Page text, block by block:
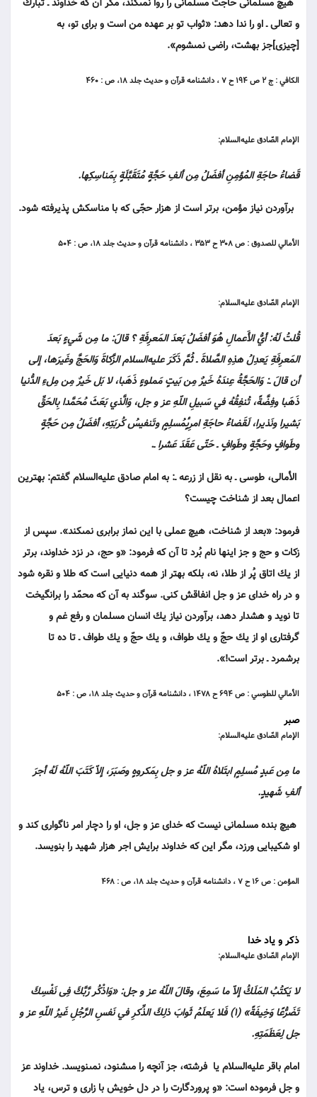
هيچ مسلمانى حاجت مسلمانى را روا نمى‏كند، مگر آن كه خداوند ـ تبارك
و تعالى ـ او را ندا دهد: «ثواب تو بر عهده من است و براى تو، به
[چيزى]جز بهشت، راضى نمى‏شوم».
الكافي : ج ۲ ص ۱۹۴ ح ۷ ، دانشنامه قرآن و حديث جلد ۱۸، ص : ۴۶۰
الإمام الصّادق عليه‌السلام:
قَضاءُ حاجَةِ المُؤمِنِ أفضَلُ مِن ألفِ حَجَّةٍ مُتَقَبَّلَةٍ بِمَناسِكِها.
برآوردن نياز مؤمن، برتر است از هزار حجّى كه با مناسكش پذيرفته شود.
الأمالي للصدوق : ص ۳۰۸ ح ۳۵۳ ، دانشنامه قرآن و حديث جلد ۱۸، ص : ۵۰۴
الإمام الصّادق عليه‌السلام:
قُلتُ لَهُ: أيُّ الأَعمالِ هُوَ أفضَلُ بَعدَ المَعرِفَةِ ؟ قالَ: ما مِن شَيءٍ بَعدَ
المَعرِفَةِ يَعدِلُ هذِهِ الصَّلاةَ ـ ثُمَّ ذَكَرَ عليه‌السلام الزَّكاةَ وَالحَجَّ وغَيرَها، إلى
أن قالَ ـ: وَالحَجَّةُ عِندَهُ خَيرٌ مِن بَيتٍ مَملوءٍ ذَهَبا، لا بَل خَيرٌ مِن مِل‏ءِ الدُّنيا
ذَهَبا وفِضَّةً، تُنفِقُهُ في سَبيلِ اللّهِ عز و جل، وَالَّذي بَعَثَ مُحَمَّدا بِالحَقِّ
بَشيرا ونَذيرا، لَقَضاءُ حاجَةِ امرِىٍٔمُسلِمٍ وتَنفيسُ كُربَتِهِ، أفضَلُ مِن حَجَّةٍ
وطَوافٍ وحَجَّةٍ وطَوافٍ ـ حَتّى عَقَدَ عَشرا ـ.
الأمالى، طوسى ـ به نقل از زرعه ـ: به امام صادق عليه‌السلام گفتم: بهترين
اعمال بعد از شناخت چيست؟
فرمود: «بعد از شناخت، هيچ عملى با اين نماز برابرى نمى‏كند». سپس از
زكات و حج و جز اينها نام بُرد تا آن كه فرمود: «و حج، در نزد خداوند، برتر
از يك اتاق پُر از طلا، نه، بلكه بهتر از همه دنيايى است كه طلا و نقره شود
و در راه خداى عز و جل انفاقش كنى. سوگند به آن كه محمّد را برانگيخت
تا نويد و هشدار دهد، برآوردن نياز يك انسان مسلمان و رفع غم و
گرفتارى او از يك حجّ و يك طواف، و يك حجّ و يك طواف ـ تا ده تا
برشمرد ـ برتر است!».
الأمالي للطوسي : ص ۶۹۴ ح ۱۴۷۸ ، دانشنامه قرآن و حديث جلد ۱۸، ص : ۵۰۴
صبر
الإمام الصّادق عليه‌السلام:
ما مِن عَبدٍ مُسلِمٍ ابتَلاهُ اللّهُ عز و جل بِمَكروهٍ وصَبَرَ، إلاّ كَتَبَ اللّهُ لَهُ أجرَ
ألفِ شَهيدٍ.
هيچ بنده مسلمانى نيست كه خداى عز و جل، او را دچار امر ناگوارى كند و
او شكيبايى ورزد، مگر اين كه خداوند برايش اجر هزار شهيد را بنويسد.
المؤمن : ص ۱۶ ح ۷ ، دانشنامه قرآن و حديث جلد ۱۸، ص : ۴۶۸
ذکر و یاد خدا
الإمام الصّادق عليه‌السلام:
لا يَكتُبُ المَلَكُ إلاّ ما سَمِعَ، وقالَ اللّهُ عز و جل: «وَاذْكُر رَّبَّكَ فِى نَفْسِكَ
تَضَرُّعًا وَخِيفَةً» (۱) فَلا يَعلَمُ ثَوابَ ذلِكَ الذِّكرِ في نَفسِ الرَّجُلِ غَيرُ اللّهِ عز و
جل لِعَظَمَتِهِ.
امام باقر عليه‌السلام يا فرشته، جز آنچه را مى‏شنود، نمى‏نويسد. خداوند عز
و جل فرموده است: «و پروردگارت را در دل خويش با زارى و ترس، ياد